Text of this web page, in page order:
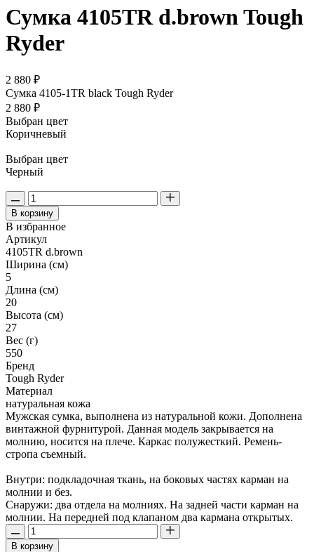
Сумка 4105TR d.brown Tough
Ryder
2 880 ₽
Сумка 4105-1TR black Tough Ryder
2 880 ₽
Выбран цвет
Коричневый
Выбран цвет
Черный
В корзину
В избранное
Артикул
4105TR d.brown
Ширина (см)
5
Длина (см)
20
Высота (см)
27
Вес (г)
550
Бренд
Tough Ryder
Материал
натуральная кожа
Мужская сумка, выполнена из натуральной кожи. Дополнена
винтажной фурнитурой. Данная модель закрывается на
молнию, носится на плече. Каркас полужесткий. Ремень-
стропа съемный.
Внутри: подкладочная ткань, на боковых частях карман на
молнии и без.
Снаружи: два отдела на молниях. На задней части карман на
молнии. На передней под клапаном два кармана открытых.
В корзину